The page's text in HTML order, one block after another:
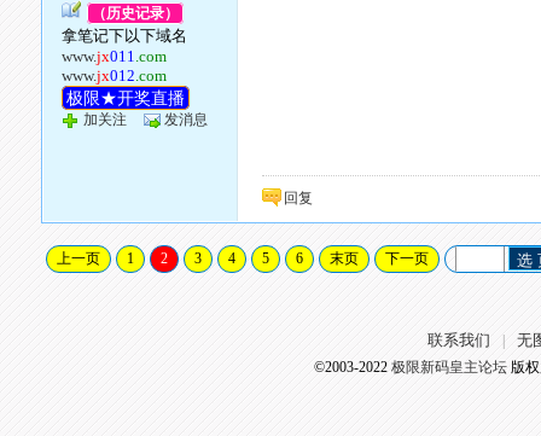
（历史记录）
拿笔记下以下域名
www.jx011.com
www.jx012.com
极限★开奖直播
加关注 发消息
回复
上一页 1 2 3 4 5 6 末页 下一页 选
联系我们 无
©2003-2022 极限新码皇主论坛版权